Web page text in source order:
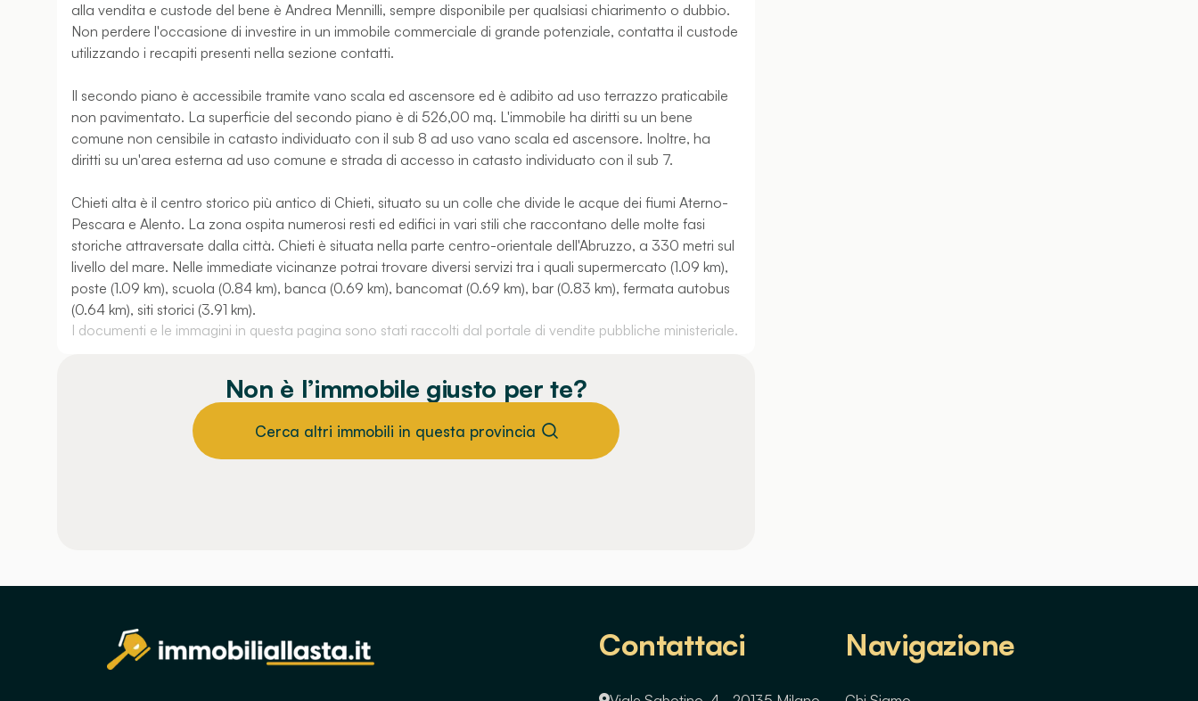
alla vendita e custode del bene è Andrea Mennilli, sempre disponibile per qualsiasi chiarimento o dubbio.
Non perdere l'occasione di investire in un immobile commerciale di grande potenziale, contatta il custode
utilizzando i recapiti presenti nella sezione contatti.
Il secondo piano è accessibile tramite vano scala ed ascensore ed è adibito ad uso terrazzo praticabile
non pavimentato. La superficie del secondo piano è di 526,00 mq. L'immobile ha diritti su un bene
comune non censibile in catasto individuato con il sub 8 ad uso vano scala ed ascensore. Inoltre, ha
diritti su un'area esterna ad uso comune e strada di accesso in catasto individuato con il sub 7.
Chieti alta è il centro storico più antico di Chieti, situato su un colle che divide le acque dei fiumi Aterno-
Pescara e Alento. La zona ospita numerosi resti ed edifici in vari stili che raccontano delle molte fasi
storiche attraversate dalla città. Chieti è situata nella parte centro-orientale dell'Abruzzo, a 330 metri sul
livello del mare. Nelle immediate vicinanze potrai trovare diversi servizi tra i quali supermercato (1.09 km),
poste (1.09 km), scuola (0.84 km), banca (0.69 km), bancomat (0.69 km), bar (0.83 km), fermata autobus
(0.64 km), siti storici (3.91 km).
I documenti e le immagini in questa pagina sono stati raccolti dal portale di vendite pubbliche ministeriale.
Non è l’immobile giusto per te?
Cerca altri immobili in questa provincia
Contattaci Navigazione